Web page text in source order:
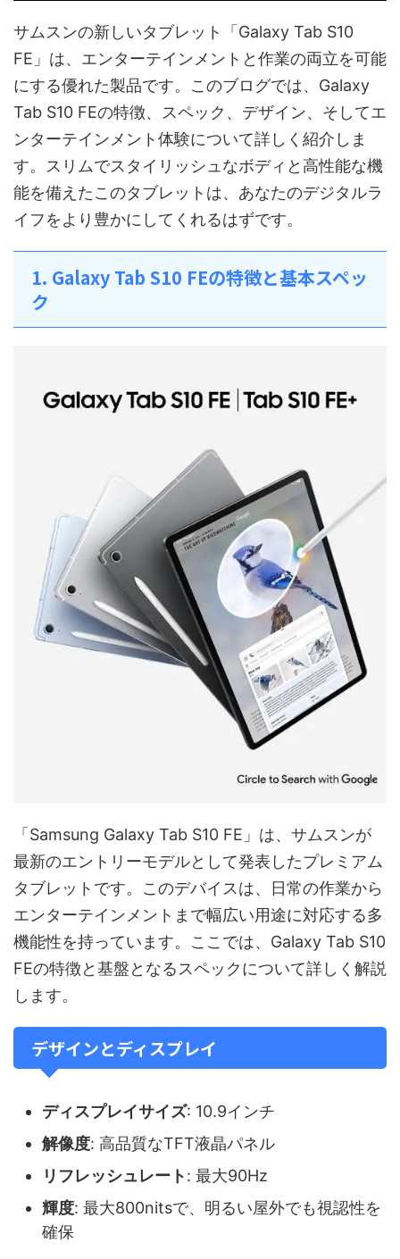
サムスンの新しいタブレット「Galaxy Tab S10
FE」は、エンターテインメントと作業の両立を可能
にする優れた製品です。このブログでは、Galaxy
Tab S10 FEの特徴、スペック、デザイン、そしてエ
ンターテインメント体験について詳しく紹介しま
す。スリムでスタイリッシュなボディと高性能な機
能を備えたこのタブレットは、あなたのデジタルラ
イフをより豊かにしてくれるはずです。
1. Galaxy Tab S10 FEの特徴と基本スペッ
ク
「Samsung Galaxy Tab S10 FE」は、サムスンが
最新のエントリーモデルとして発表したプレミアム
タブレットです。このデバイスは、日常の作業から
エンターテインメントまで幅広い用途に対応する多
機能性を持っています。ここでは、Galaxy Tab S10
FEの特徴と基盤となるスペックについて詳しく解説
します。
デザインとディスプレイ
ディスプレイサイズ: 10.9インチ
解像度: 高品質なTFT液晶パネル
リフレッシュレート: 最大90Hz
輝度: 最大800nitsで、明るい屋外でも視認性を
確保